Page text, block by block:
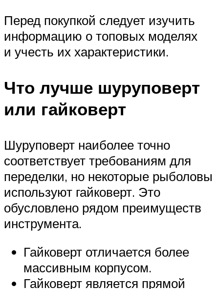
Перед покупкой следует изучить
информацию о топовых моделях
и учесть их характеристики.
Что лучше шуруповерт
или гайковерт
Шуруповерт наиболее точно
соответствует требованиям для
переделки, но некоторые рыболовы
используют гайковерт. Это
обусловлено рядом преимуществ
инструмента.
Гайковерт отличается более
массивным корпусом.
Гайковерт является прямой